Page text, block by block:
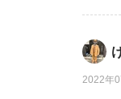
2022年